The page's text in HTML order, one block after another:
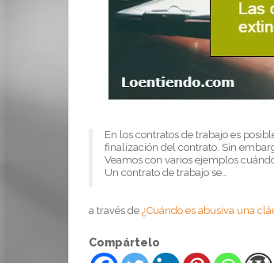
En los contratos de trabajo es
finalización del contrato. Sin
Veamos con varios ejemplos
Un contrato de trabajo se…
a través de ¿Cuándo es abusiva una
Compártelo